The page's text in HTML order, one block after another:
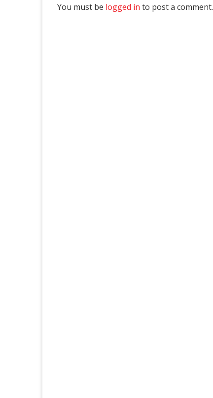
You must be logged in to post a comment.